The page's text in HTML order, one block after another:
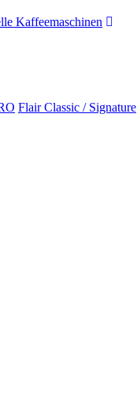
Kaffeemaschinen
Flair Classic / Signature